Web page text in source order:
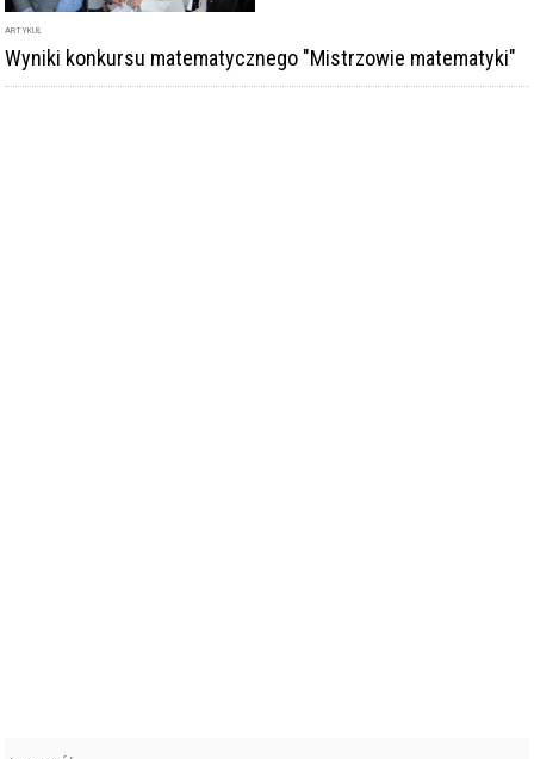
ARTYKUŁ
Wyniki konkursu matematycznego "Mistrzowie matematyki"